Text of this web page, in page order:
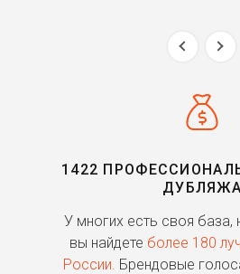
1422
ДУБЛЯЖА
У многих есть своя база,
вы найдете более 180
России. Брендовые